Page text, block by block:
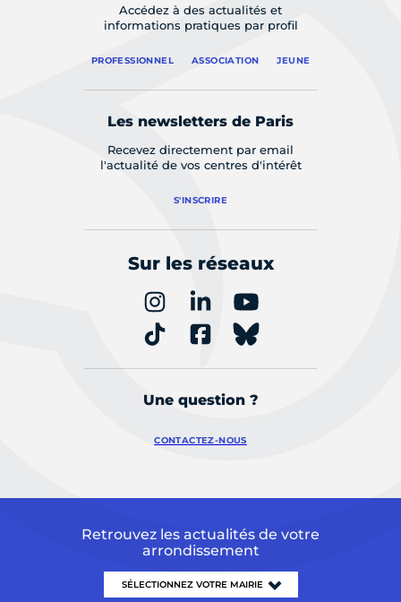
Accédez à des actualités et
informations pratiques par profil
PROFESSIONNEL ASSOCIATION JEUNE
Les newsletters de Paris
Recevez directement par email
l'actualité de vos centres d'intérêt
S'INSCRIRE
Sur les réseaux
Une question ?
CONTACTEZ-NOUS
Retrouvez les actualités de votre
arrondissement